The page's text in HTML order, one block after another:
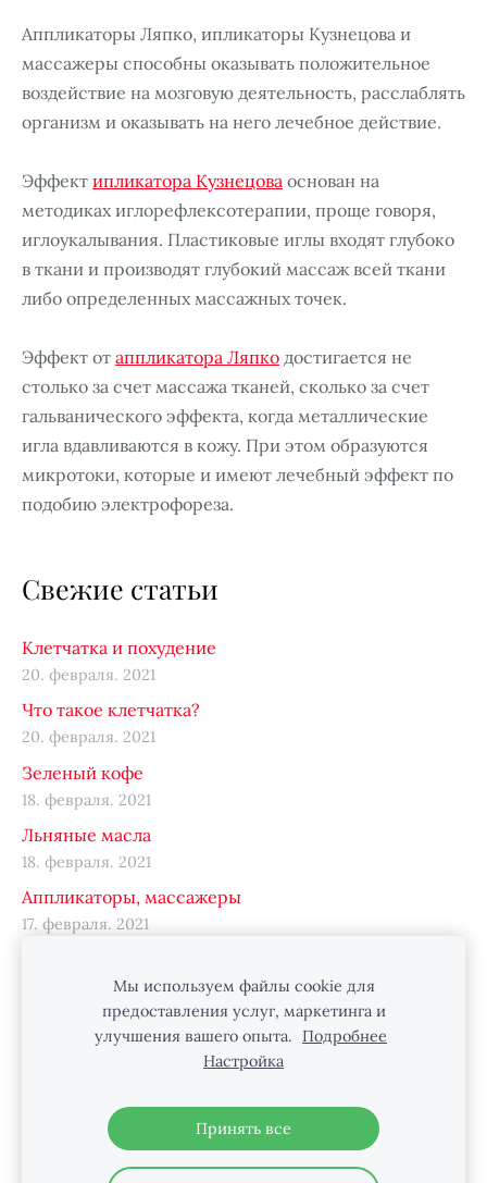
Свежие статьи
Клетчатка и похудение
20. февраля. 2021
Что такое клетчатка?
20. февраля. 2021
Зеленый кофе
18. февраля. 2021
Льняные масла
18. февраля. 2021
Аппликаторы, массажеры
17. февраля. 2021
Аппликаторы Ляпко, ипликаторы Кузнецова и
массажеры способны оказывать положительное
воздействие на мозговую деятельность, расслаблять
организм и оказывать на него лечебное действие.
Эффект ипликатора Кузнецова основан на
методиках иглорефлексотерапии, проще говоря,
иглоукалывания. Пластиковые иглы входят глубоко
в ткани и производят глубокий массаж всей ткани
либо определенных массажных точек.
Эффект от аппликатора Ляпко достигается не
столько за счет массажа тканей, сколько за счет
гальванического эффекта, когда металлические
игла вдавливаются в кожу. При этом образуются
микротоки, которые и имеют лечебный эффект по
подобию электрофореза.
Файлы cookie
Мы используем файлы cookie для
предоставления услуг, маркетинга и
улучшения вашего опыта.
Подробнее
Настройка
Принять все